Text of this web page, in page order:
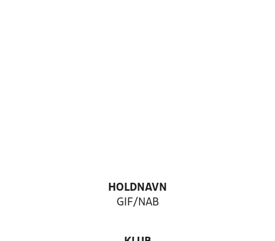
HOLDNAVN
GIF/NAB